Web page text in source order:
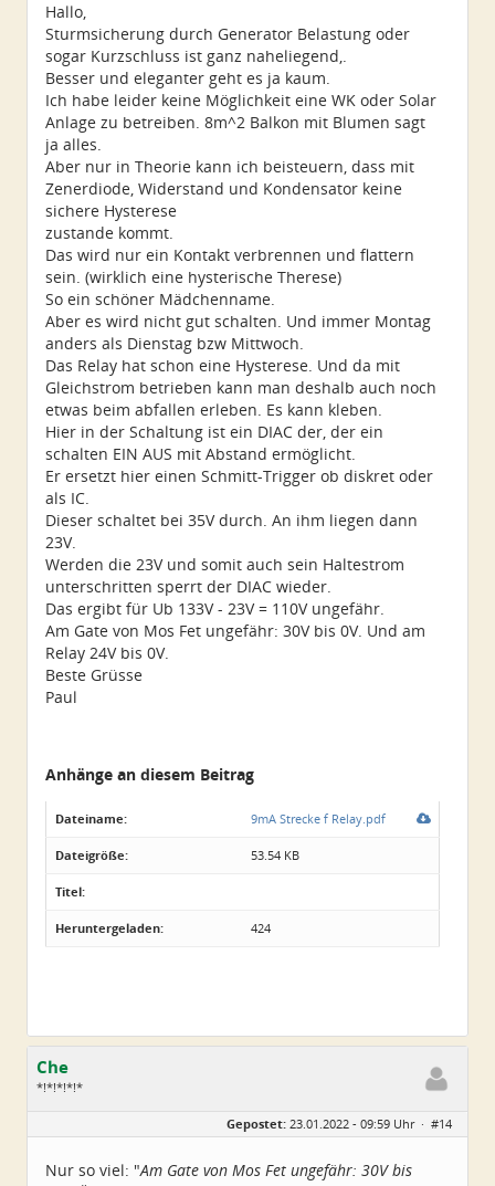
Dabei seit:
Hallo,
Sturmsicherung durch Generator Belastung oder
sogar Kurzschluss ist ganz naheliegend,.
Besser und eleganter geht es ja kaum.
Ich habe leider keine Möglichkeit eine WK oder Solar
Anlage zu betreiben. 8m^2 Balkon mit Blumen sagt
ja alles.
Aber nur in Theorie kann ich beisteuern, dass mit
Zenerdiode, Widerstand und Kondensator keine
sichere Hysterese
zustande kommt.
Das wird nur ein Kontakt verbrennen und flattern
sein. (wirklich eine hysterische Therese)
So ein schöner Mädchenname.
Aber es wird nicht gut schalten. Und immer Montag
anders als Dienstag bzw Mittwoch.
Das Relay hat schon eine Hysterese. Und da mit
Gleichstrom betrieben kann man deshalb auch noch
etwas beim abfallen erleben. Es kann kleben.
Hier in der Schaltung ist ein DIAC der, der ein
schalten EIN AUS mit Abstand ermöglicht.
Er ersetzt hier einen Schmitt-Trigger ob diskret oder
als IC.
Dieser schaltet bei 35V durch. An ihm liegen dann
23V.
Werden die 23V und somit auch sein Haltestrom
unterschritten sperrt der DIAC wieder.
Das ergibt für Ub 133V - 23V = 110V ungefähr.
Am Gate von Mos Fet ungefähr: 30V bis 0V. Und am
Relay 24V bis 0V.
Beste Grüsse
Paul
Anhänge an diesem Beitrag
Dateiname: 9mA Strecke f Relay.pdf
Dateigröße: 53.54 KB
Titel:
Heruntergeladen: 424
Che
*!*!*!*!*
Alter:
72
Dabei seit:
06 / 2014
Gepostet: 23.01.2022 - 09:59 Uhr · #14
Nur so viel: "Am Gate von Mos Fet ungefähr: 30V bis